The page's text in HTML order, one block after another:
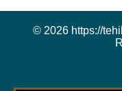
© 2026 https://